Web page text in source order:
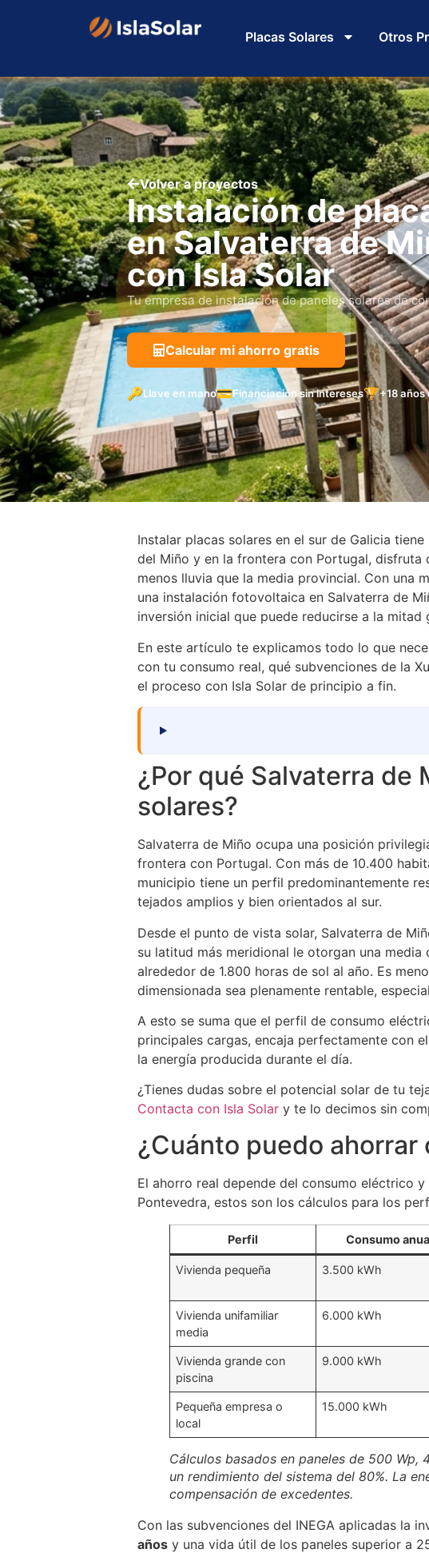
Placas Solares Otros
Volver a proyectos
Instalación de
en Salvaterra de
con Isla Solar
Tu empresa de instalación de paneles solares de
Calcular mi ahorro gratis
🔑Llave en mano💳Financiación sin intereses🏆+18 años
Instalar placas solares en el sur de Galicia
del Miño y en la frontera con Portugal, disfruta
menos lluvia que la media provincial. Con una
una instalación fotovoltaica en Salvaterra de
inversión inicial que puede reducirse a la mitad
En este artículo te explicamos todo lo que
con tu consumo real, qué subvenciones de la
el proceso con Isla Solar de principio a fin.
¿Por qué Salvaterra de
solares?
Salvaterra de Miño ocupa una posición
frontera con Portugal. Con más de 10.400
municipio tiene un perfil predominantemente
tejados amplios y bien orientados al sur.
Desde el punto de vista solar, Salvaterra de
su latitud más meridional le otorgan una media
alrededor de 1.800 horas de sol al año. Es
dimensionada sea plenamente rentable,
A esto se suma que el perfil de consumo
principales cargas, encaja perfectamente con
la energía producida durante el día.
¿Tienes dudas sobre el potencial solar de tu
Contacta con Isla Solar y te lo decimos sin
¿Cuánto puedo ahorrar
El ahorro real depende del consumo eléctrico
Pontevedra, estos son los cálculos para los
Perfil Consumo
Vivienda pequeña 3.500 kWh
Vivienda unifamiliar
media
6.000 kWh
Vivienda grande con
piscina
9.000 kWh
Pequeña empresa o
local
15.000 kWh
Cálculos basados en paneles de 500
un rendimiento del sistema del 80%. La
compensación de excedentes.
Con las subvenciones del INEGA aplicadas la
años y una vida útil de los paneles superior a